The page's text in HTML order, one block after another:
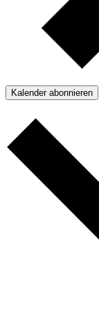
Kalender abonnieren